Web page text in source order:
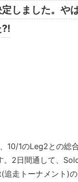
しました。や
10/1のLeg2との総
。2日間通して、
走トーナメント)